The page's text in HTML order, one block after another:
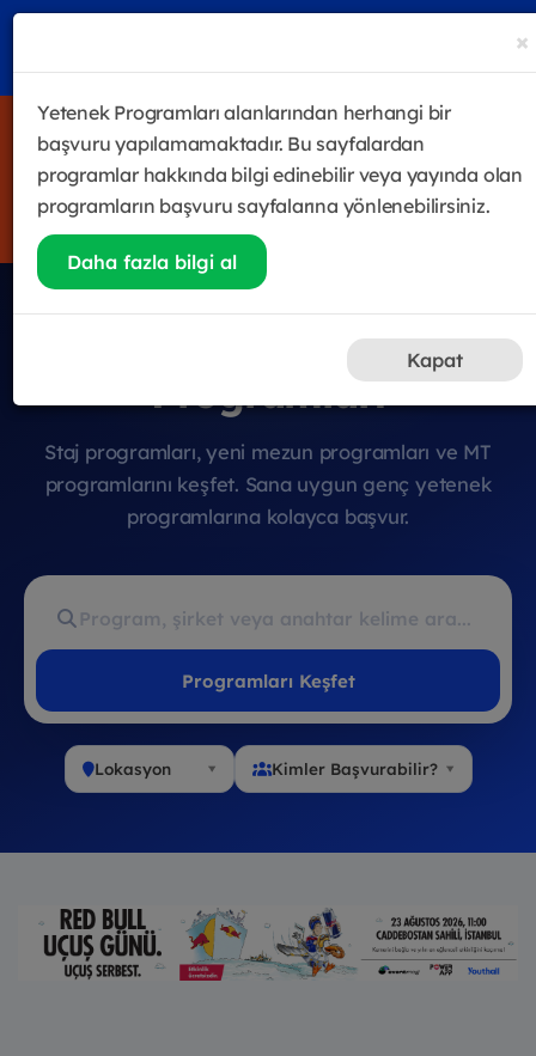
4 haftalık satış odaklı eğitim & gelişim programı Future
Sales Leader Academy başladı! Halen katılmak isteyenler
için kayıtlar devam ediyor.
Genç Yetenek
Programları
Staj programları, yeni mezun programları ve MT
programlarını keşfet. Sana uygun genç yetenek
programlarına kolayca başvur.
Programları Keşfet
Lokasyon Kimler Başvurabilir?
×
Yetenek Programları alanlarından herhangi bir
başvuru yapılamamaktadır. Bu sayfalardan
programlar hakkında bilgi edinebilir veya yayında olan
programların başvuru sayfalarına yönlenebilirsiniz.
Daha fazla bilgi al
Kapat